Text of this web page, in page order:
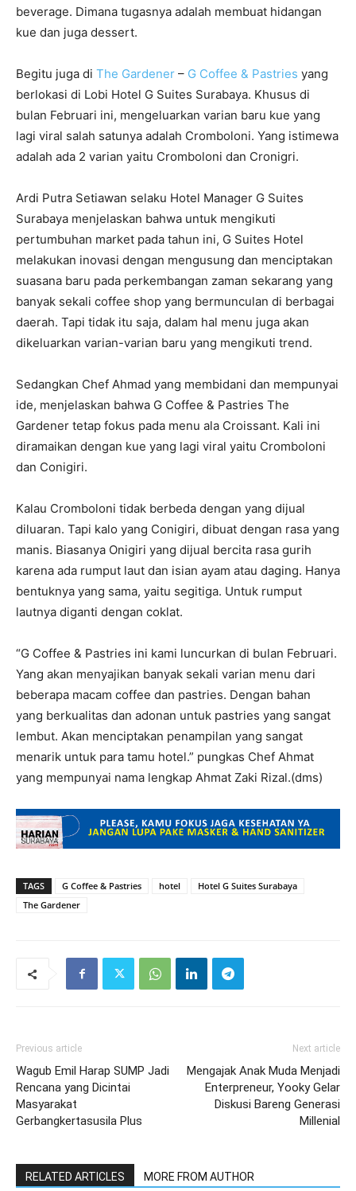
beverage. Dimana tugasnya adalah membuat hidangan
kue dan juga dessert.
Begitu juga di The Gardener – G Coffee & Pastries yang
berlokasi di Lobi Hotel G Suites Surabaya. Khusus di
bulan Februari ini, mengeluarkan varian baru kue yang
lagi viral salah satunya adalah Cromboloni. Yang istimewa
adalah ada 2 varian yaitu Cromboloni dan Cronigri.
Ardi Putra Setiawan selaku Hotel Manager G Suites
Surabaya menjelaskan bahwa untuk mengikuti
pertumbuhan market pada tahun ini, G Suites Hotel
melakukan inovasi dengan mengusung dan menciptakan
suasana baru pada perkembangan zaman sekarang yang
banyak sekali coffee shop yang bermunculan di berbagai
daerah. Tapi tidak itu saja, dalam hal menu juga akan
dikeluarkan varian-varian baru yang mengikuti trend.
Sedangkan Chef Ahmad yang membidani dan mempunyai
ide, menjelaskan bahwa G Coffee & Pastries The
Gardener tetap fokus pada menu ala Croissant. Kali ini
diramaikan dengan kue yang lagi viral yaitu Cromboloni
dan Conigiri.
Kalau Cromboloni tidak berbeda dengan yang dijual
diluaran. Tapi kalo yang Conigiri, dibuat dengan rasa yang
manis. Biasanya Onigiri yang dijual bercita rasa gurih
karena ada rumput laut dan isian ayam atau daging. Hanya
bentuknya yang sama, yaitu segitiga. Untuk rumput
lautnya diganti dengan coklat.
“G Coffee & Pastries ini kami luncurkan di bulan Februari.
Yang akan menyajikan banyak sekali varian menu dari
beberapa macam coffee dan pastries. Dengan bahan
yang berkualitas dan adonan untuk pastries yang sangat
lembut. Akan menciptakan penampilan yang sangat
menarik untuk para tamu hotel.” pungkas Chef Ahmat
yang mempunyai nama lengkap Ahmat Zaki Rizal.(dms)
TAGS G Coffee & Pastries hotel
Hotel G Suites Surabaya
The Gardener
Previous article
Wagub Emil Harap SUMP Jadi
Rencana yang Dicintai
Masyarakat
Gerbangkertasusila Plus
Next article
Mengajak Anak Muda Menjadi
Enterpreneur, Yooky Gelar
Diskusi Bareng Generasi
Millenial
RELATED ARTICLES MORE FROM AUTHOR